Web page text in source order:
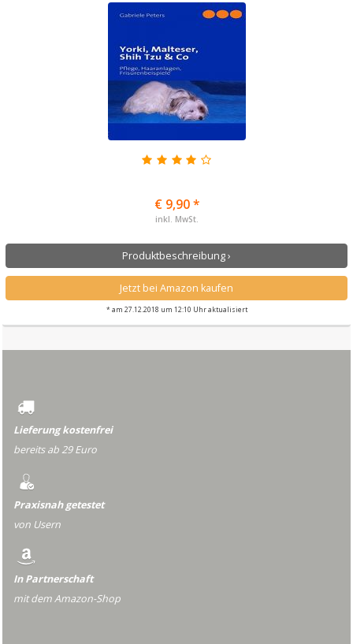
€ 9,90 *
inkl. MwSt.
Produktbeschreibung ›
Jetzt bei Amazon kaufen
* am 27.12.2018 um 12:10 Uhr aktualisiert
Lieferung kostenfrei
bereits ab 29 Euro
Praxisnah getestet
von Usern
In Partnerschaft
mit dem Amazon-Shop